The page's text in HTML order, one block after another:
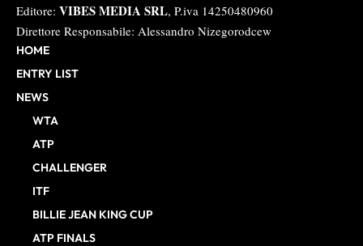
Editore: VIBES MEDIA SRL, P.iva 14250480960
Direttore Responsabile: Alessandro Nizegorodcew
HOME
ENTRY LIST
NEWS
WTA
ATP
CHALLENGER
ITF
BILLIE JEAN KING CUP
ATP FINALS